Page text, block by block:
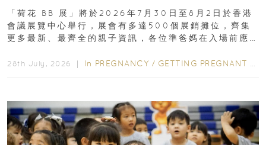
「荷花 BB 展」將於2026年7月30日至8月2日於香港
會議展覽中心舉行，展會有多達500個展銷攤位，齊集
更多最新、最齊全的親子資訊，各位準爸媽在入場前應
28th July, 2026 ｜ In PREGNANCY / GETTING PREGNANT